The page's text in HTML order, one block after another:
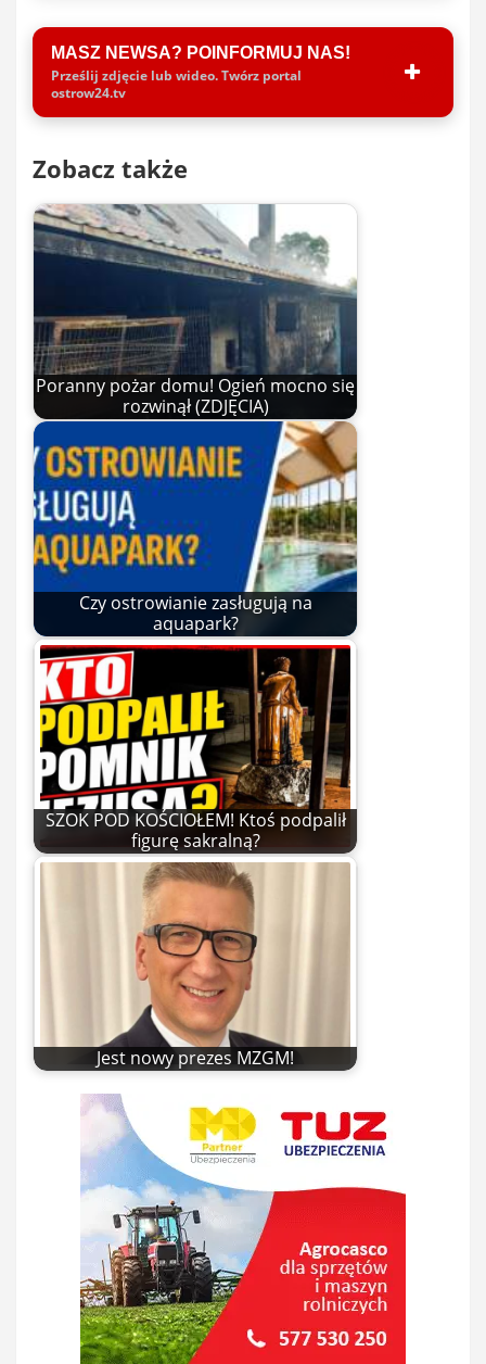
MASZ NEWSA? POINFORMUJ NAS!
Prześlij zdjęcie lub wideo. Twórz portal
ostrow24.tv
Zobacz także
Poranny pożar domu! Ogień mocno się
rozwinął (ZDJĘCIA)
Czy ostrowianie zasługują na
aquapark?
SZOK POD KOŚCIOŁEM! Ktoś podpalił
figurę sakralną?
Jest nowy prezes MZGM!